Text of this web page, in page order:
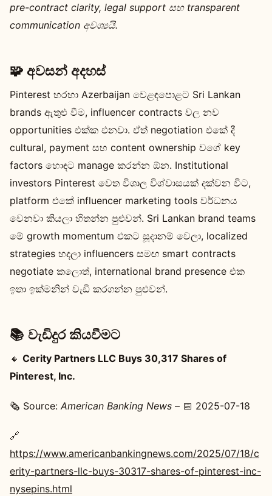
pre-contract clarity, legal support සහ transparent
communication අවශ්‍යයි.
🧩 අවසන් අදහස්
Pinterest හරහා Azerbaijan වෙළඳපොළට Sri Lankan
brands ඇතුළු වීම, influencer contracts වල නව
opportunities එක්ක එනවා. ඒත් negotiation එකේ දී
cultural, payment සහ content ownership වගේ key
factors හොඳට manage කරන්න ඕන. Institutional
investors Pinterest වෙත විශාල විශ්වාසයක් දක්වන විට,
platform එකේ influencer marketing tools වර්ධනය
වෙනවා කියලා හිතන්න පුළුවන්. Sri Lankan brand teams
මේ growth momentum එකට සූදානම් වෙලා, localized
strategies හදලා influencers සමඟ smart contracts
negotiate කලොත්, international brand presence එක
ඉතා ඉක්මනින් වැඩි කරගන්න පුළුවන්.
📚 වැඩිදුර කියවීමට
🔸 Cerity Partners LLC Buys 30,317 Shares of
Pinterest, Inc.
🗞️ Source: American Banking News – 📅 2025-07-18
🔗
https://www.americanbankingnews.com/2025/07/18/c
erity-partners-llc-buys-30317-shares-of-pinterest-inc-
nysepins.html